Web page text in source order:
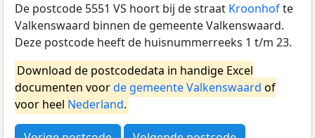
De postcode 5551 VS hoort bij de straat Kroonhofte
Valkenswaard binnen de gemeente Valkenswaard.
Deze postcode heeft de huisnummerreeks 1 t/m 23.
Download de postcodedata in handige Excel
documenten voorde gemeente Valkenswaard of
voor heel Nederland.